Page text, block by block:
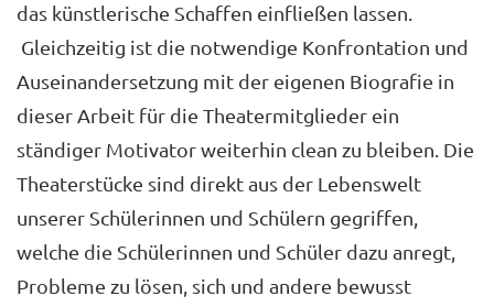
das künstlerische Schaffen einfließen lassen.
Gleichzeitig ist die notwendige Konfrontation und
Auseinandersetzung mit der eigenen Biografie in
dieser Arbeit für die Theatermitglieder ein
ständiger Motivator weiterhin clean zu bleiben. Die
Theaterstücke sind direkt aus der Lebenswelt
unserer Schülerinnen und Schülern gegriffen,
welche die Schülerinnen und Schüler dazu anregt,
Probleme zu lösen, sich und andere bewusst